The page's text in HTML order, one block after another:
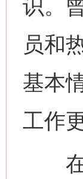
识。
员和
基本
工作
在